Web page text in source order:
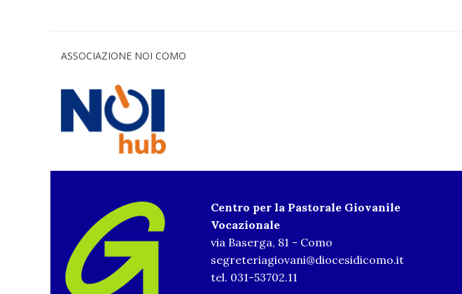
ASSOCIAZIONE NOI COMO
Centro per la Pastorale Giovanile
Vocazionale
via Baserga, 81 - Como
segreteriagiovani@diocesidicomo.it
tel. 031-53702.11